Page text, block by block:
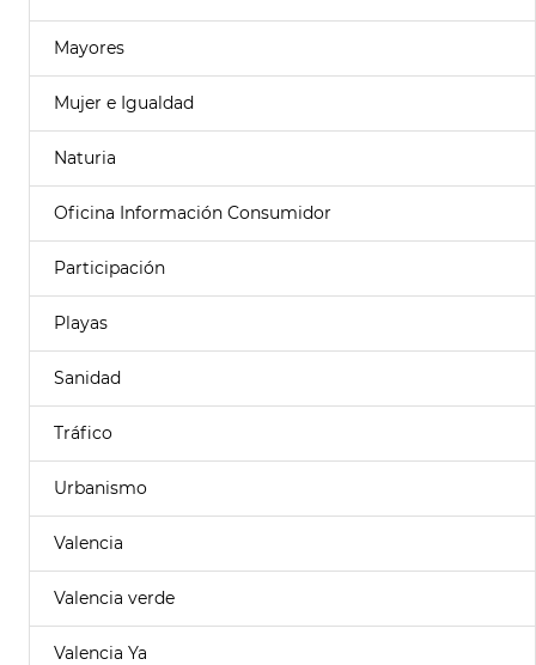
Mayores
Mujer e Igualdad
Naturia
Oficina Información Consumidor
Participación
Playas
Sanidad
Tráfico
Urbanismo
Valencia
Valencia verde
Valencia Ya